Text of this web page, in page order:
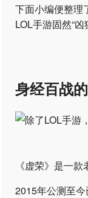
下面小编便整理
LOL手游固然“凶
身经百战
《虚荣》是一
2015年公测至